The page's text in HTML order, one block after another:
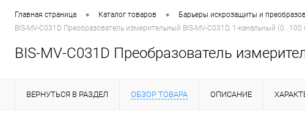
Главная страница • Каталог товаров • Барьеры искрозащиты и
BIS-MV-C031D Преобразователь измерительный BIS-MV-C031D, 1-канальный (0…100
BIS-MV-C031D Преобразователь
ВЕРНУТЬСЯ В РАЗДЕЛ ОБЗОР ТОВАРА ОПИСАНИЕ